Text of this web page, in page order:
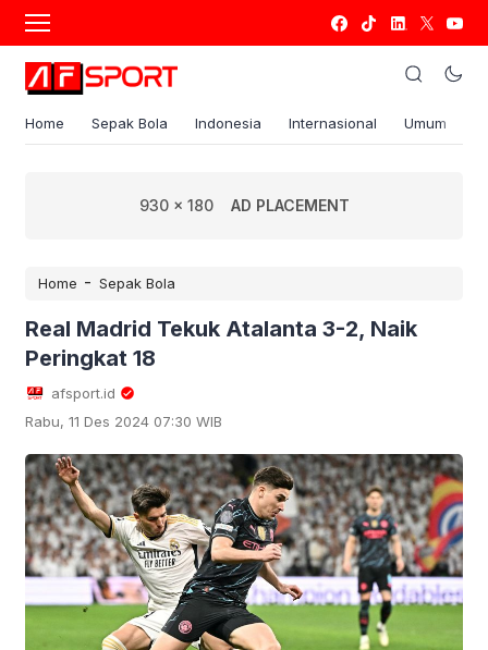
Home Sepak Bola Indonesia Internasional Umum
930 x 180 AD PLACEMENT
Home - Sepak Bola
Real Madrid Tekuk Atalanta 3-2, Naik
Peringkat 18
afsport.id
Rabu, 11 Des 2024 07:30 WIB